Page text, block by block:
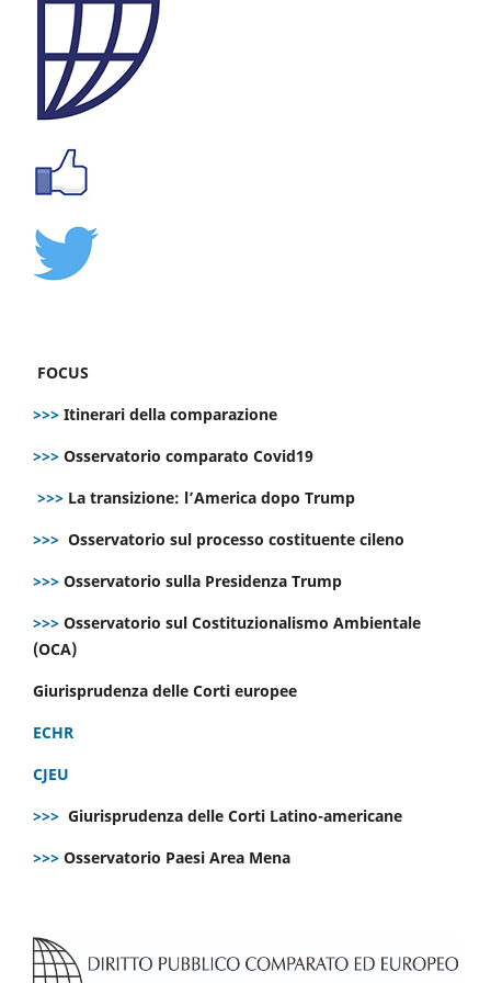
FOCUS
>>> Itinerari della comparazione
>>> Osservatorio comparato Covid19
>>> La transizione: l’America dopo Trump
>>> Osservatorio sul processo costituente cileno
>>> Osservatorio sulla Presidenza Trump
>>> Osservatorio sul Costituzionalismo Ambientale
(OCA)
Giurisprudenza delle Corti europee
ECHR
CJEU
>>> Giurisprudenza delle Corti Latino-americane
>>> Osservatorio Paesi Area Mena